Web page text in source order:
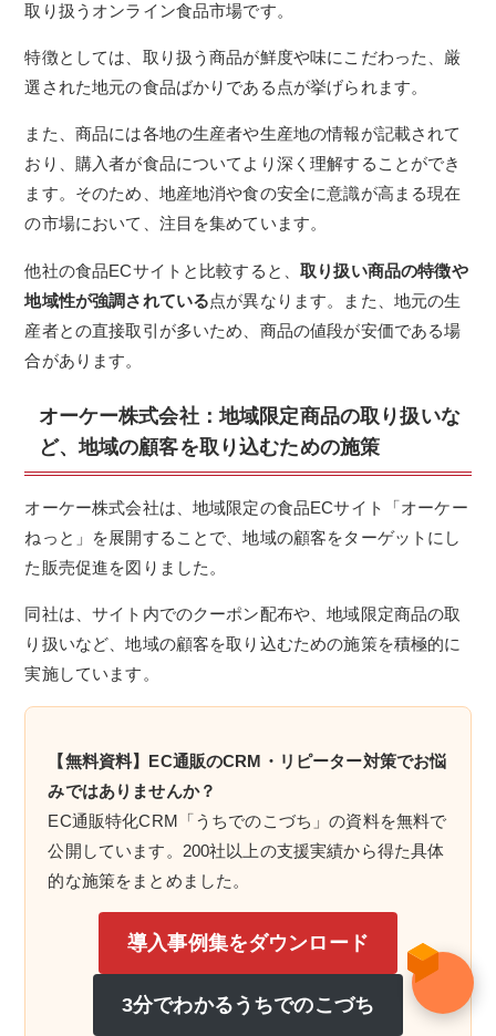
取り扱うオンライン食品市場です。
特徴としては、取り扱う商品が鮮度や味にこだわった、厳
選された地元の食品ばかりである点が挙げられます。
また、商品には各地の生産者や生産地の情報が記載されて
おり、購入者が食品についてより深く理解することができ
ます。そのため、地産地消や食の安全に意識が高まる現在
の市場において、注目を集めています。
他社の食品ECサイトと比較すると、取り扱い商品の特徴や
地域性が強調されている点が異なります。また、地元の生
産者との直接取引が多いため、商品の値段が安価である場
合があります。
オーケー株式会社：地域限定商品の取り扱いな
ど、地域の顧客を取り込むための施策
オーケー株式会社は、地域限定の食品ECサイト「オーケー
ねっと」を展開することで、地域の顧客をターゲットにし
た販売促進を図りました。
同社は、サイト内でのクーポン配布や、地域限定商品の取
り扱いなど、地域の顧客を取り込むための施策を積極的に
実施しています。
【無料資料】EC通販のCRM・リピーター対策でお悩
みではありませんか？
EC通販特化CRM「うちでのこづち」の資料を無料で
公開しています。200社以上の支援実績から得た具体
的な施策をまとめました。
導入事例集をダウンロード
3分でわかるうちでのこづち